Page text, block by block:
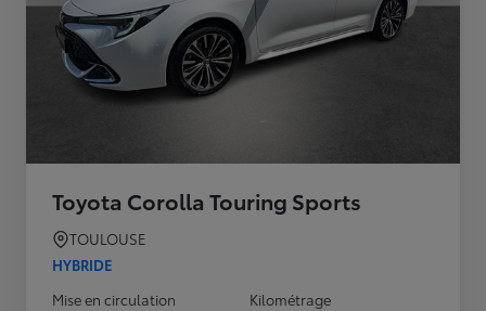
Toyota Corolla Touring Sports
TOULOUSE
HYBRIDE
Mise en circulation
Kilométrage